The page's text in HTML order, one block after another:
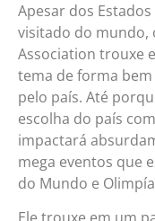
Apesar dos
visitado do mundo,
Association trouxe
tema de forma
pelo país. Até
escolha do país
impactará
mega eventos que
do Mundo e